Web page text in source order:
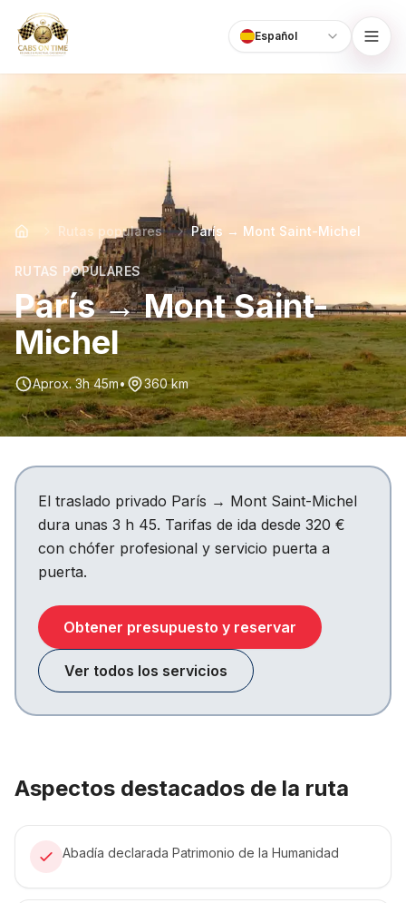
CabsOnTime Language
Español
Rutas populares París → Mont Saint-Michel
RUTAS POPULARES
París → Mont Saint-
Michel
Aprox. 3h 45m• 360 km
El traslado privado París → Mont Saint-Michel
dura unas 3 h 45. Tarifas de ida desde 320 €
con chófer profesional y servicio puerta a
puerta.
Obtener presupuesto y reservar
Ver todos los servicios
Aspectos destacados de la ruta
Abadía declarada Patrimonio de la Humanidad